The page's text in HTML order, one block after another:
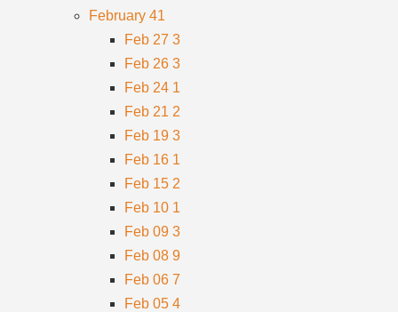
February 41
Feb 27 3
Feb 26 3
Feb 24 1
Feb 21 2
Feb 19 3
Feb 16 1
Feb 15 2
Feb 10 1
Feb 09 3
Feb 08 9
Feb 06 7
Feb 05 4